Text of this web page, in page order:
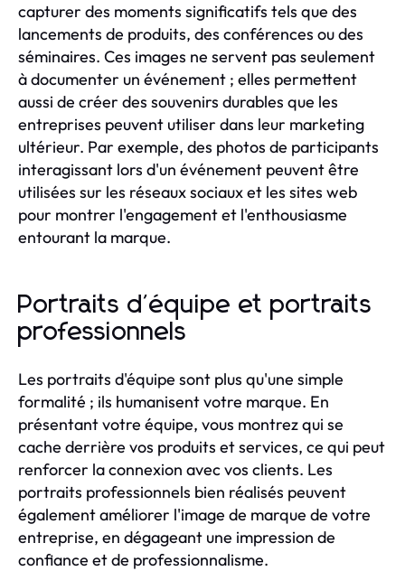
capturer des moments significatifs tels que des
lancements de produits, des conférences ou des
séminaires. Ces images ne servent pas seulement
à documenter un événement ; elles permettent
aussi de créer des souvenirs durables que les
entreprises peuvent utiliser dans leur marketing
ultérieur. Par exemple, des photos de participants
interagissant lors d'un événement peuvent être
utilisées sur les réseaux sociaux et les sites web
pour montrer l'engagement et l'enthousiasme
entourant la marque.
Portraits d'équipe et portraits
professionnels
Les portraits d'équipe sont plus qu'une simple
formalité ; ils humanisent votre marque. En
présentant votre équipe, vous montrez qui se
cache derrière vos produits et services, ce qui peut
renforcer la connexion avec vos clients. Les
portraits professionnels bien réalisés peuvent
également améliorer l'image de marque de votre
entreprise, en dégageant une impression de
confiance et de professionnalisme.